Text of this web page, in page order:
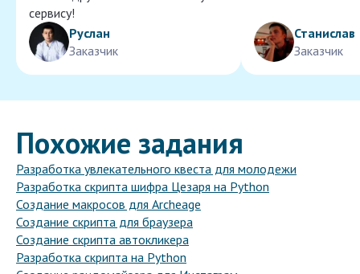
сервису!
Руслан
Заказчик
Станислав
Заказчик
Похожие задания
Разработка увлекательного квеста для молодежи
Разработка скрипта шифра Цезаря на Python
Создание макросов для Archeage
Создание скрипта для браузера
Создание скрипта автокликера
Разработка скрипта на Python